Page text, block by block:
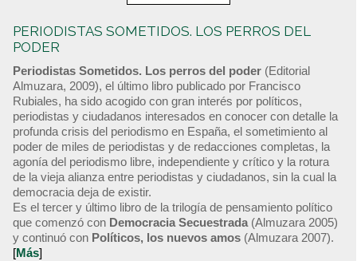
PERIODISTAS SOMETIDOS. LOS PERROS DEL
PODER
Periodistas Sometidos. Los perros del poder (Editorial
Almuzara, 2009), el último libro publicado por Francisco
Rubiales, ha sido acogido con gran interés por políticos,
periodistas y ciudadanos interesados en conocer con detalle la
profunda crisis del periodismo en España, el sometimiento al
poder de miles de periodistas y de redacciones completas, la
agonía del periodismo libre, independiente y crítico y la rotura
de la vieja alianza entre periodistas y ciudadanos, sin la cual la
democracia deja de existir.
Es el tercer y último libro de la trilogía de pensamiento político
que comenzó con Democracia Secuestrada (Almuzara 2005)
y continuó con Políticos, los nuevos amos (Almuzara 2007).
[Más]